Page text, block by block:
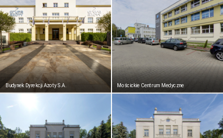
Ośrodek Spotkania Kultur
Dąbrowa Tarnowska
Budynek Dyrekcji Azoty S.A. Mościckie Centrum Medyczne